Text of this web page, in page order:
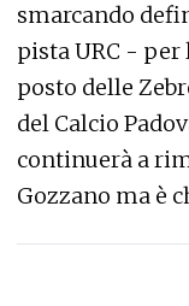
smarcando
pista URC -
posto delle
del Calcio
continuerà a
Gozzano ma è